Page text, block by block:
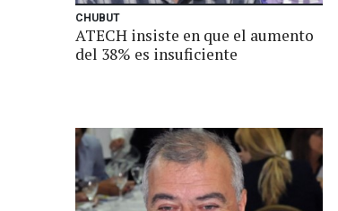
CHUBUT
ATECH insiste en que el aumento
del 38% es insuficiente